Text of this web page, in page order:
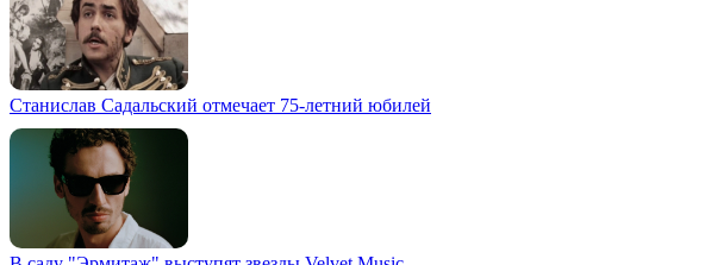
Станислав Садальский отмечает 75-летний юбилей